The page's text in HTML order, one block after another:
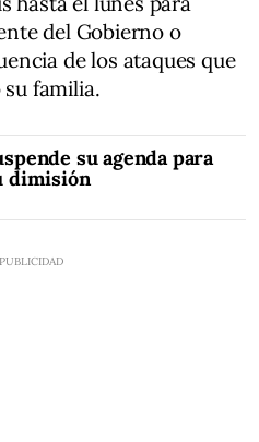
del Gobierno o
de los ataques que
familia.
su agenda para
dimisión